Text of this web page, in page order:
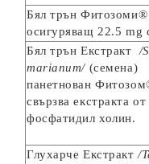
Бял трън Фитозоми®
осигуряващ 22.5 mg
Бял трън Екстракт /
marianum/ (семена)
панетнован
свързва екстракта
фосфатидил холин.
Глухарче Екстракт/